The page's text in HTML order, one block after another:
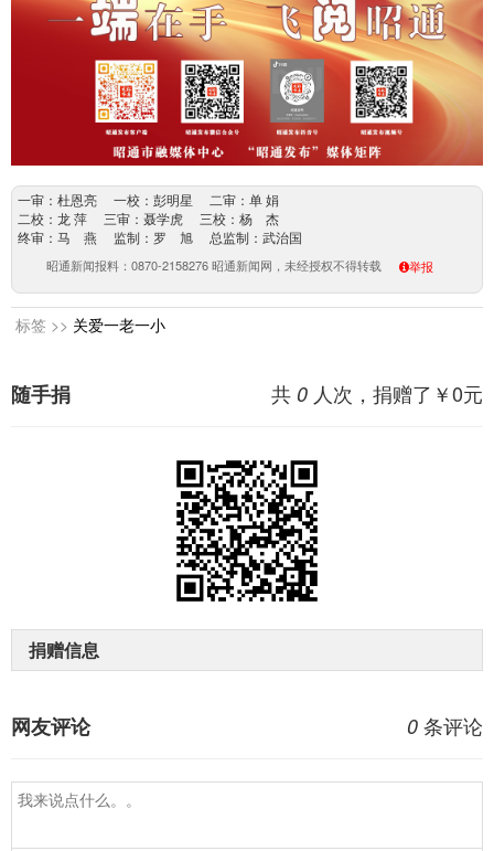
一审：杜恩亮 一校：彭明星 二审：单 娟
二校：龙 萍 三审：聂学虎 三校：杨 杰
终审：马 燕 监制：罗 旭 总监制：武治国
昭通新闻报料：0870-2158276 昭通新闻网，未经授权不得转载 举报
标签 >> 关爱一老一小
共 0 人次，捐赠了￥0元
随手捐
捐赠信息
0 条评论
网友评论